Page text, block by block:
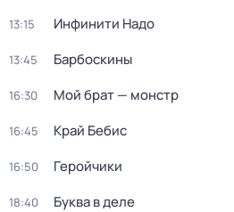
13:15 Инфинити Надо
13:45 Барбоскины
16:30 Мой брат — монстр
16:45 Край Бебис
16:50 Геройчики
18:40 Буква в деле